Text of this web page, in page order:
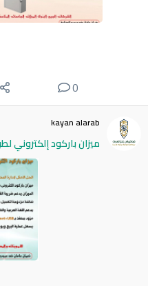
0
kayan alarab
ميزان باركود إلكتروني